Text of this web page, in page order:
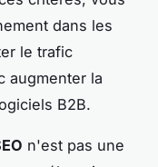
dans les
le trafic
augmenter la
B2B.
n'est pas une